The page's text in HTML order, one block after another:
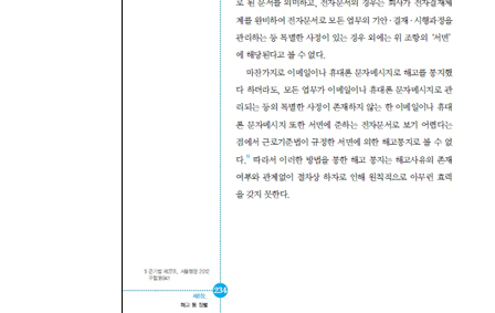
10 통상임금에 해당되는 임금항목을 통상임금에
11 연장근로수당 등을 계산하기 위한 시간당 통상
12 시간당 통상임금 산정을 위한 시간을 회사가
13 평균임금이란 무엇을 말하며, 어디에 활용되나
14 통상임금과 평균임금의 관계는 어떻게 되나요?
15 평균임금 산정기간 중 회사의 승인을 얻어 휴
16 퇴직 직전 평균임금을 높이기 위한 행위를 한
17 정기상여금이나 연차휴가 미사용수당은 평균
18 영업사원의 개인 성과에 따라 지급되는 인센티